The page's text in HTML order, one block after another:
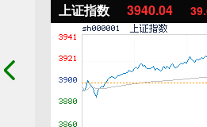
上证指数 3940.04